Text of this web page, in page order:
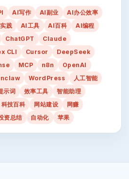
AI写作 AI副业
AI办公效率
践 AI工具 AI百科
AI编程
ChatGPT
Claude
CLI Cursor
DeepSeek
MCP n8n
OpenAI
WordPress
人工智能
示词 效率工具
智能助理
科技百科 网站建设
网赚
资总结 自动化 苹果